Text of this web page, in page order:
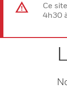
Ce
4h30